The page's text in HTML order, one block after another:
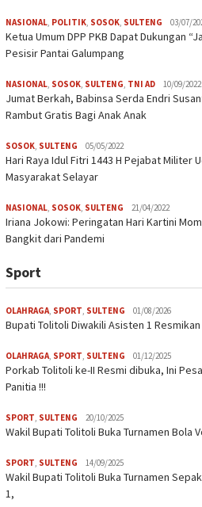
NASIONAL, POLITIK, SOSOK, SULTENG 03/07/
Ketua Umum DPP PKB Dapat Dukungan
Pesisir Pantai Galumpang
NASIONAL, SOSOK, SULTENG, TNI AD 10/09/2022
Jumat Berkah, Babinsa Serda Endri
Rambut Gratis Bagi Anak Anak
SOSOK, SULTENG 05/05/2022
Hari Raya Idul Fitri 1443 H Pejabat Militer
Masyarakat Selayar
NASIONAL, SOSOK, SULTENG 21/04/2022
Iriana Jokowi: Peringatan Hari Kartini
Bangkit dari Pandemi
Sport
OLAHRAGA SPORT SULTENG 01/08/2026
Bupati Tolitoli Diwakili Asisten 1
OLAHRAGA SPORT SULTENG 01/12/2025
Porkab Tolitoli ke-II Resmi dibuka, Ini
Panitia !!!
SPORT SULTENG 20/10/2025
Wakil Bupati Tolitoli Buka Turnamen Bola
SPORT SULTENG 14/09/2025
Wakil Bupati Tolitoli Buka Turnamen
1,